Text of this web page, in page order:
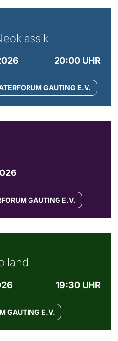
20:00 UHR
GAUTING E.V.
GAUTING E.V.
19:30 UHR
GAUTING E.V.